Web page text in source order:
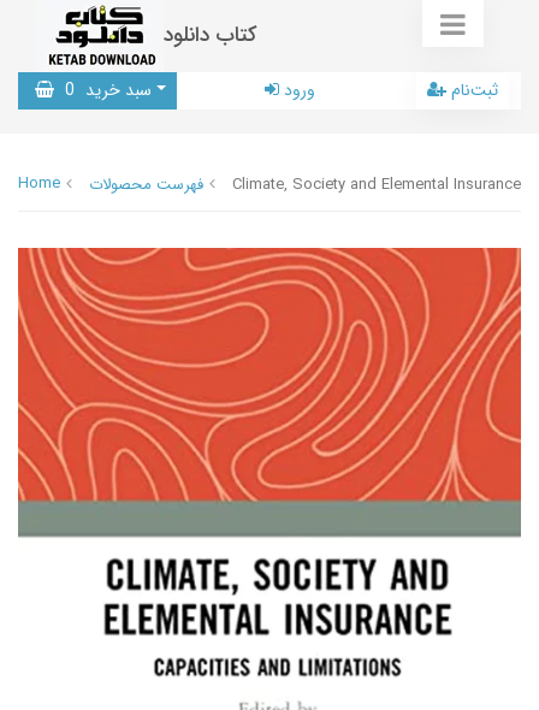
کتاب دانلود
سبد خرید 0 ورود ثبت‌نام
Home فهرست محصولات Climate, Society and Elemental Insurance